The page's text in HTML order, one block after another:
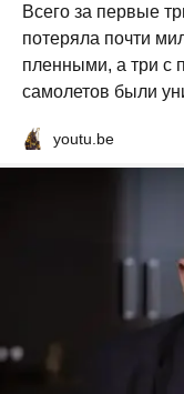
Всего за первые
потеряла почти
пленными, а три с
самолетов были
youtu.be